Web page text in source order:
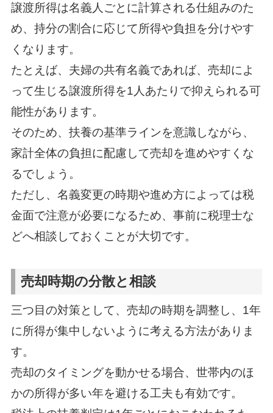
譲渡所得は名義人ごとに計算される仕組みのた
め、持分の割合に応じて所得や負担を分けやす
くなります。
たとえば、夫婦の共有名義であれば、売却によ
って生じる譲渡所得を1人あたりで抑えられる可
能性があります。
そのため、扶養の基準ラインを意識しながら、
家計全体の負担に配慮して売却を進めやすくな
るでしょう。
ただし、名義変更の時期や進め方によっては税
金面で注意が必要になるため、事前に税理士な
どへ相談しておくことが大切です。
売却時期の分散と相談
三つ目の対策として、売却の時期を調整し、1年
に所得が集中しないように考える方法がありま
す。
売却のタイミングを動かせる場合、世帯内のほ
かの所得が多い年を避ける工夫も有効です。